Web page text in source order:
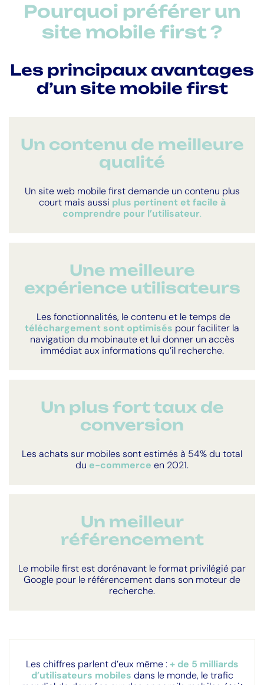
Pourquoi préférer un
site mobile first ?
Les principaux avantages
d’un site mobile first
Un contenu de meilleure
qualité
Un site web mobile first demande un contenu plus
court mais aussi plus pertinent et facile à
comprendre pour l’utilisateur.
Une meilleure
expérience utilisateurs
Les fonctionnalités, le contenu et le temps de
téléchargement sont optimisés pour faciliter la
navigation du mobinaute et lui donner un accès
immédiat aux informations qu’il recherche.
Un plus fort taux de
conversion
Les achats sur mobiles sont estimés à 54% du total
du e-commerce en 2021.
Un meilleur
référencement
Le mobile first est dorénavant le format privilégié par
Google pour le référencement dans son moteur de
recherche.
Les chiffres parlent d’eux même :+ de 5 milliards
d’utilisateurs mobiles dans le monde, le trafic